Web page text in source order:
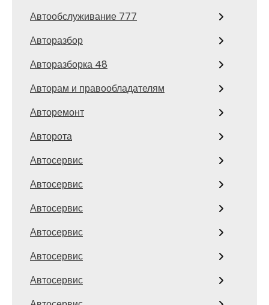
Автообслуживание 777
Авторазбор
Авторазборка 48
Авторам и правообладателям
Авторемонт
Авторота
Автосервис
Автосервис
Автосервис
Автосервис
Автосервис
Автосервис